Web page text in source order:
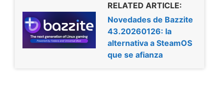
RELATED ARTICLE:
Novedades de Bazzite
43.20260126: la
alternativa a SteamOS
que se afianza